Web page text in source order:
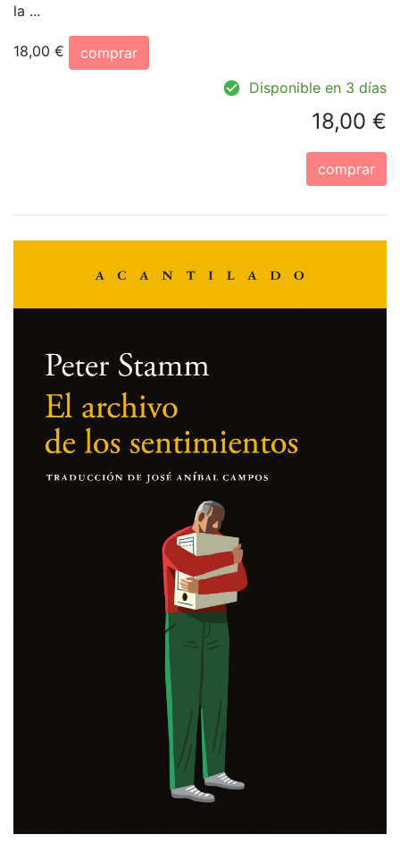
la ...
18,00 €
comprar
Disponible en 3 días
18,00 €
comprar